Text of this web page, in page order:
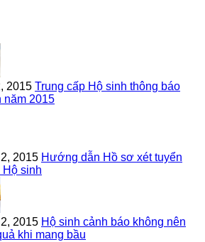
2015 Trung cấp Hộ sinh thông báo
năm 2015
2015 Hướng dẫn Hồ sơ xét tuyển
Hộ sinh
2015 Hộ sinh cảnh báo không nên
khi mang bầu